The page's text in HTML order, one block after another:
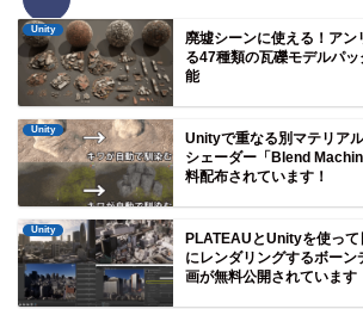
Unity
廃墟シーンに使える！アン
る47種類の瓦礫モデルパ
能
Unity
Unityで重なる別マテリア
シェーダー「Blend
料配布されています！
Unity
PLATEAUとUnityを使っ
にレンダリングするボー
画が無料公開されています